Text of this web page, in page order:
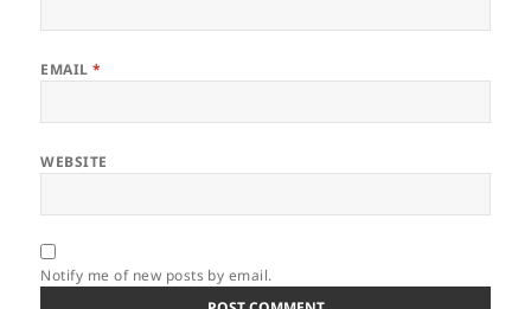
EMAIL*
WEBSITE
Notify me of new posts by email.